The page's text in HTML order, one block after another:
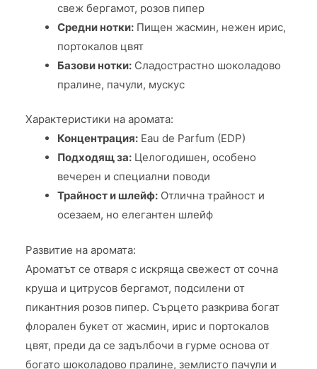
свеж бергамот, розов пипер
Средни нотки: Пищен жасмин, нежен ирис,
портокалов цвят
Базови нотки: Сладострастно шоколадово
пралине, пачули, мускус
Характеристики на аромата:
Концентрация: Eau de Parfum (EDP)
Подходящ за: Целогодишен, особено
вечерен и специални поводи
Трайност и шлейф: Отлична трайност и
осезаем, но елегантен шлейф
Развитие на аромата:
Ароматът се отваря с искряща свежест от сочна
круша и цитрусов бергамот, подсилени от
пикантния розов пипер. Сърцето разкрива богат
флорален букет от жасмин, ирис и портокалов
цвят, преди да се задълбочи в гурме основа от
богато шоколадово пралине, землисто пачули и